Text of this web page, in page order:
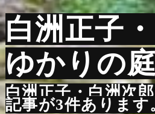
白洲正子
ゆかりの
白洲正子・白洲次
記事が3件あります